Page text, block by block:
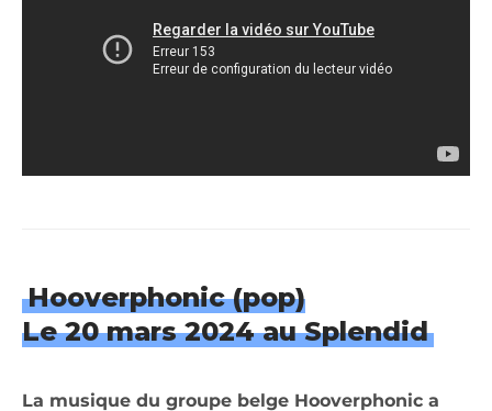
Hooverphonic (pop)
Le 20 mars 2024 au Splendid
La musique du groupe belge Hooverphonic a